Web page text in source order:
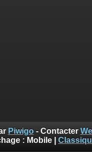
Piwigo- Contacter
: Mobile